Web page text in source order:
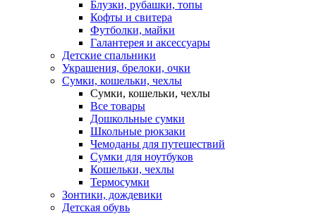
Блузки, рубашки, топы
Кофты и свитера
Футболки, майки
Галантерея и аксессуары
Детские спальники
Украшения, брелоки, очки
Сумки, кошельки, чехлы
Сумки, кошельки, чехлы
Все товары
Дошкольные сумки
Школьные рюкзаки
Чемоданы для путешествий
Сумки для ноутбуков
Кошельки, чехлы
Термосумки
Зонтики, дождевики
Детская обувь